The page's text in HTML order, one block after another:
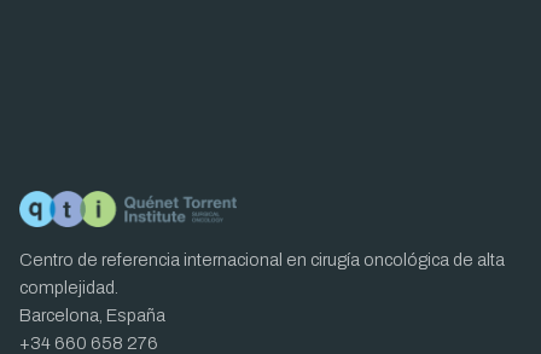
Centro de referencia internacional en cirugía oncológica de alta
complejidad.
Barcelona, España
+34 660 658 276